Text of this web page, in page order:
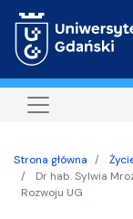
Strona główna
Dr hab. Sylwia
Rozwoju UG